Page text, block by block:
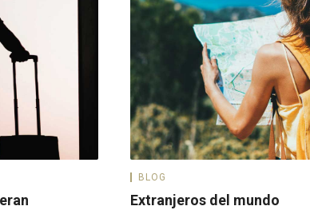
BLOG
Extranjeros del mundo